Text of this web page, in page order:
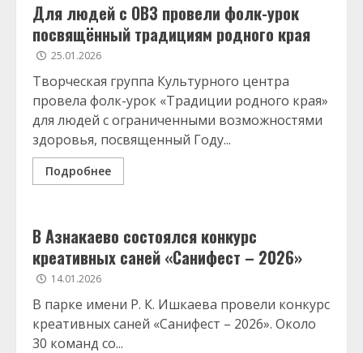
Для людей с ОВЗ провели фолк-урок
посвящённый традициям родного края
25.01.2026
Творческая группа Культурного центра
провела фолк-урок «Традиции родного края»
для людей с ограниченными возможностями
здоровья, посвященный Году...
Подробнее
В Азнакаево состоялся конкурс
креативных саней «Санифест – 2026»
14.01.2026
В парке имени Р. К. Ишкаева провели конкурс
креативных саней «Санифест – 2026». Около
30 команд со...